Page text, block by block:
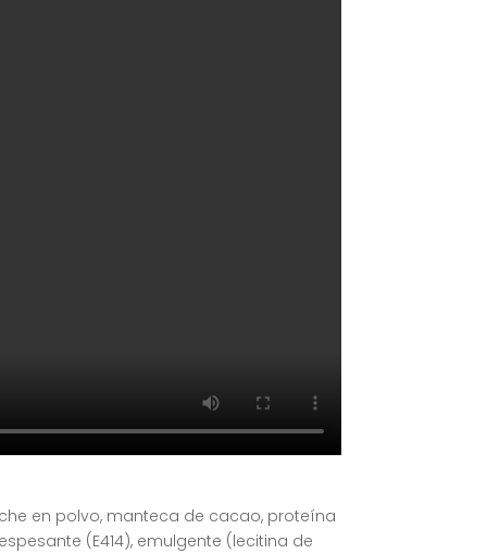
en polvo, manteca de cacao, proteína
(E414), emulgente (lecitina de